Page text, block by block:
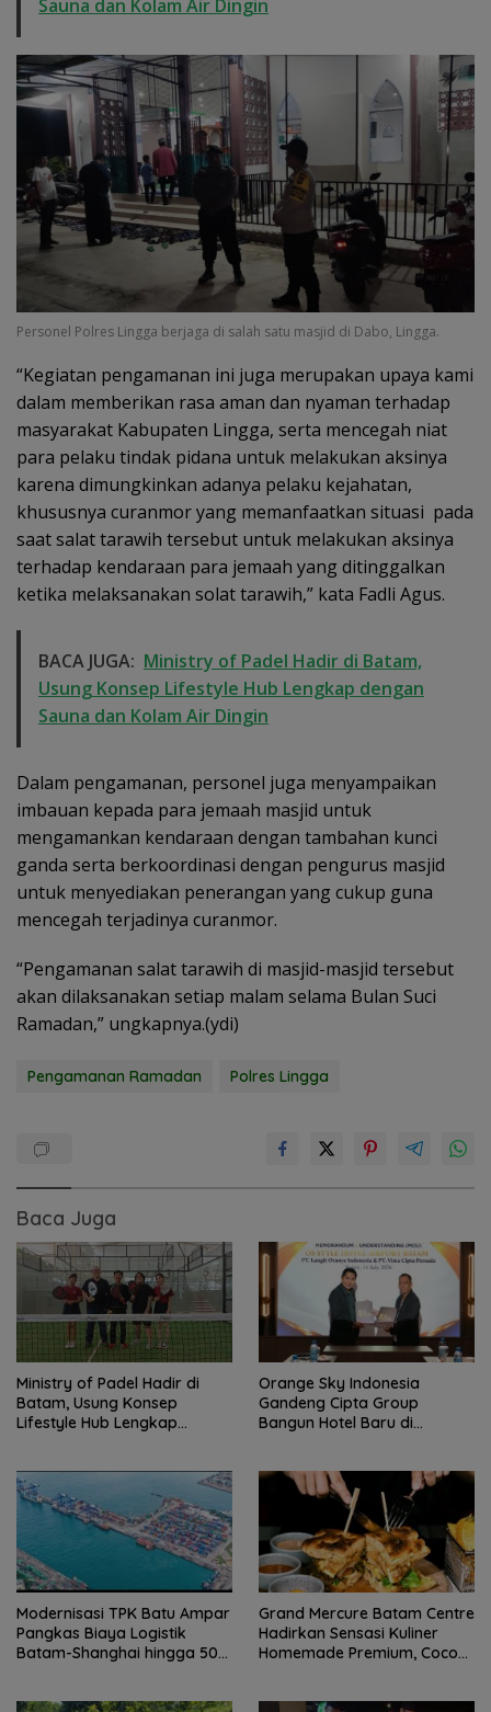
Sauna dan Kolam Air Dingin
Personel Polres Lingga berjaga di salah satu masjid di Dabo, Lingga.
“Kegiatan pengamanan ini juga merupakan upaya kami
dalam memberikan rasa aman dan nyaman terhadap
masyarakat Kabupaten Lingga, serta mencegah niat
para pelaku tindak pidana untuk melakukan aksinya
karena dimungkinkan adanya pelaku kejahatan,
khususnya curanmor yang memanfaatkan situasi pada
saat salat tarawih tersebut untuk melakukan aksinya
terhadap kendaraan para jemaah yang ditinggalkan
ketika melaksanakan solat tarawih,” kata Fadli Agus.
BACA JUGA: Ministry of Padel Hadir di Batam,
Usung Konsep Lifestyle Hub Lengkap dengan
Sauna dan Kolam Air Dingin
Dalam pengamanan, personel juga menyampaikan
imbauan kepada para jemaah masjid untuk
mengamankan kendaraan dengan tambahan kunci
ganda serta berkoordinasi dengan pengurus masjid
untuk menyediakan penerangan yang cukup guna
mencegah terjadinya curanmor.
“Pengamanan salat tarawih di masjid-masjid tersebut
akan dilaksanakan setiap malam selama Bulan Suci
Ramadan,” ungkapnya.(ydi)
Pengamanan Ramadan Polres Lingga
Baca Juga
Ministry of Padel Hadir di
Batam, Usung Konsep
Lifestyle Hub Lengkap
Orange Sky Indonesia
Gandeng Cipta Group
Bangun Hotel Baru di
Modernisasi TPK Batu Ampar
Pangkas Biaya Logistik
Batam-Shanghai hingga 50
Grand Mercure Batam Centre
Hadirkan Sensasi Kuliner
Homemade Premium, Cocok